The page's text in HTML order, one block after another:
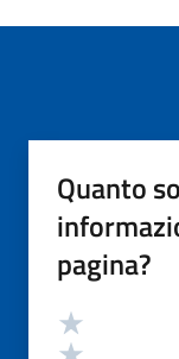
Quanto
pagina?
Valutazione